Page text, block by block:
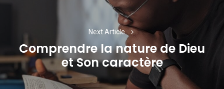
Next Article
Next
post:
Comprendre la nature de Dieu
et Son caractère